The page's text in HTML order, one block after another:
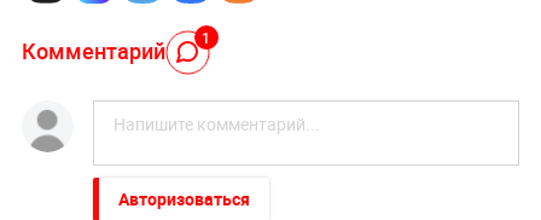
Комментарий 1
Авторизоваться